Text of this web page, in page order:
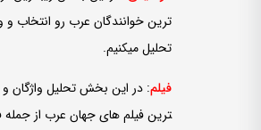
ترین خوانندگان عرب رو انتخاب و
تحلیل می­کنیم.
فیلم: در این بخش تحلیل واژگان
ترین فیلم ­های جهان عرب از جمله